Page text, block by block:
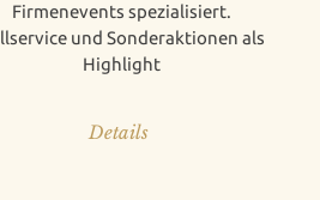
Firmenevents spezialisiert.
und Sonderaktionen als
Highlight
Details